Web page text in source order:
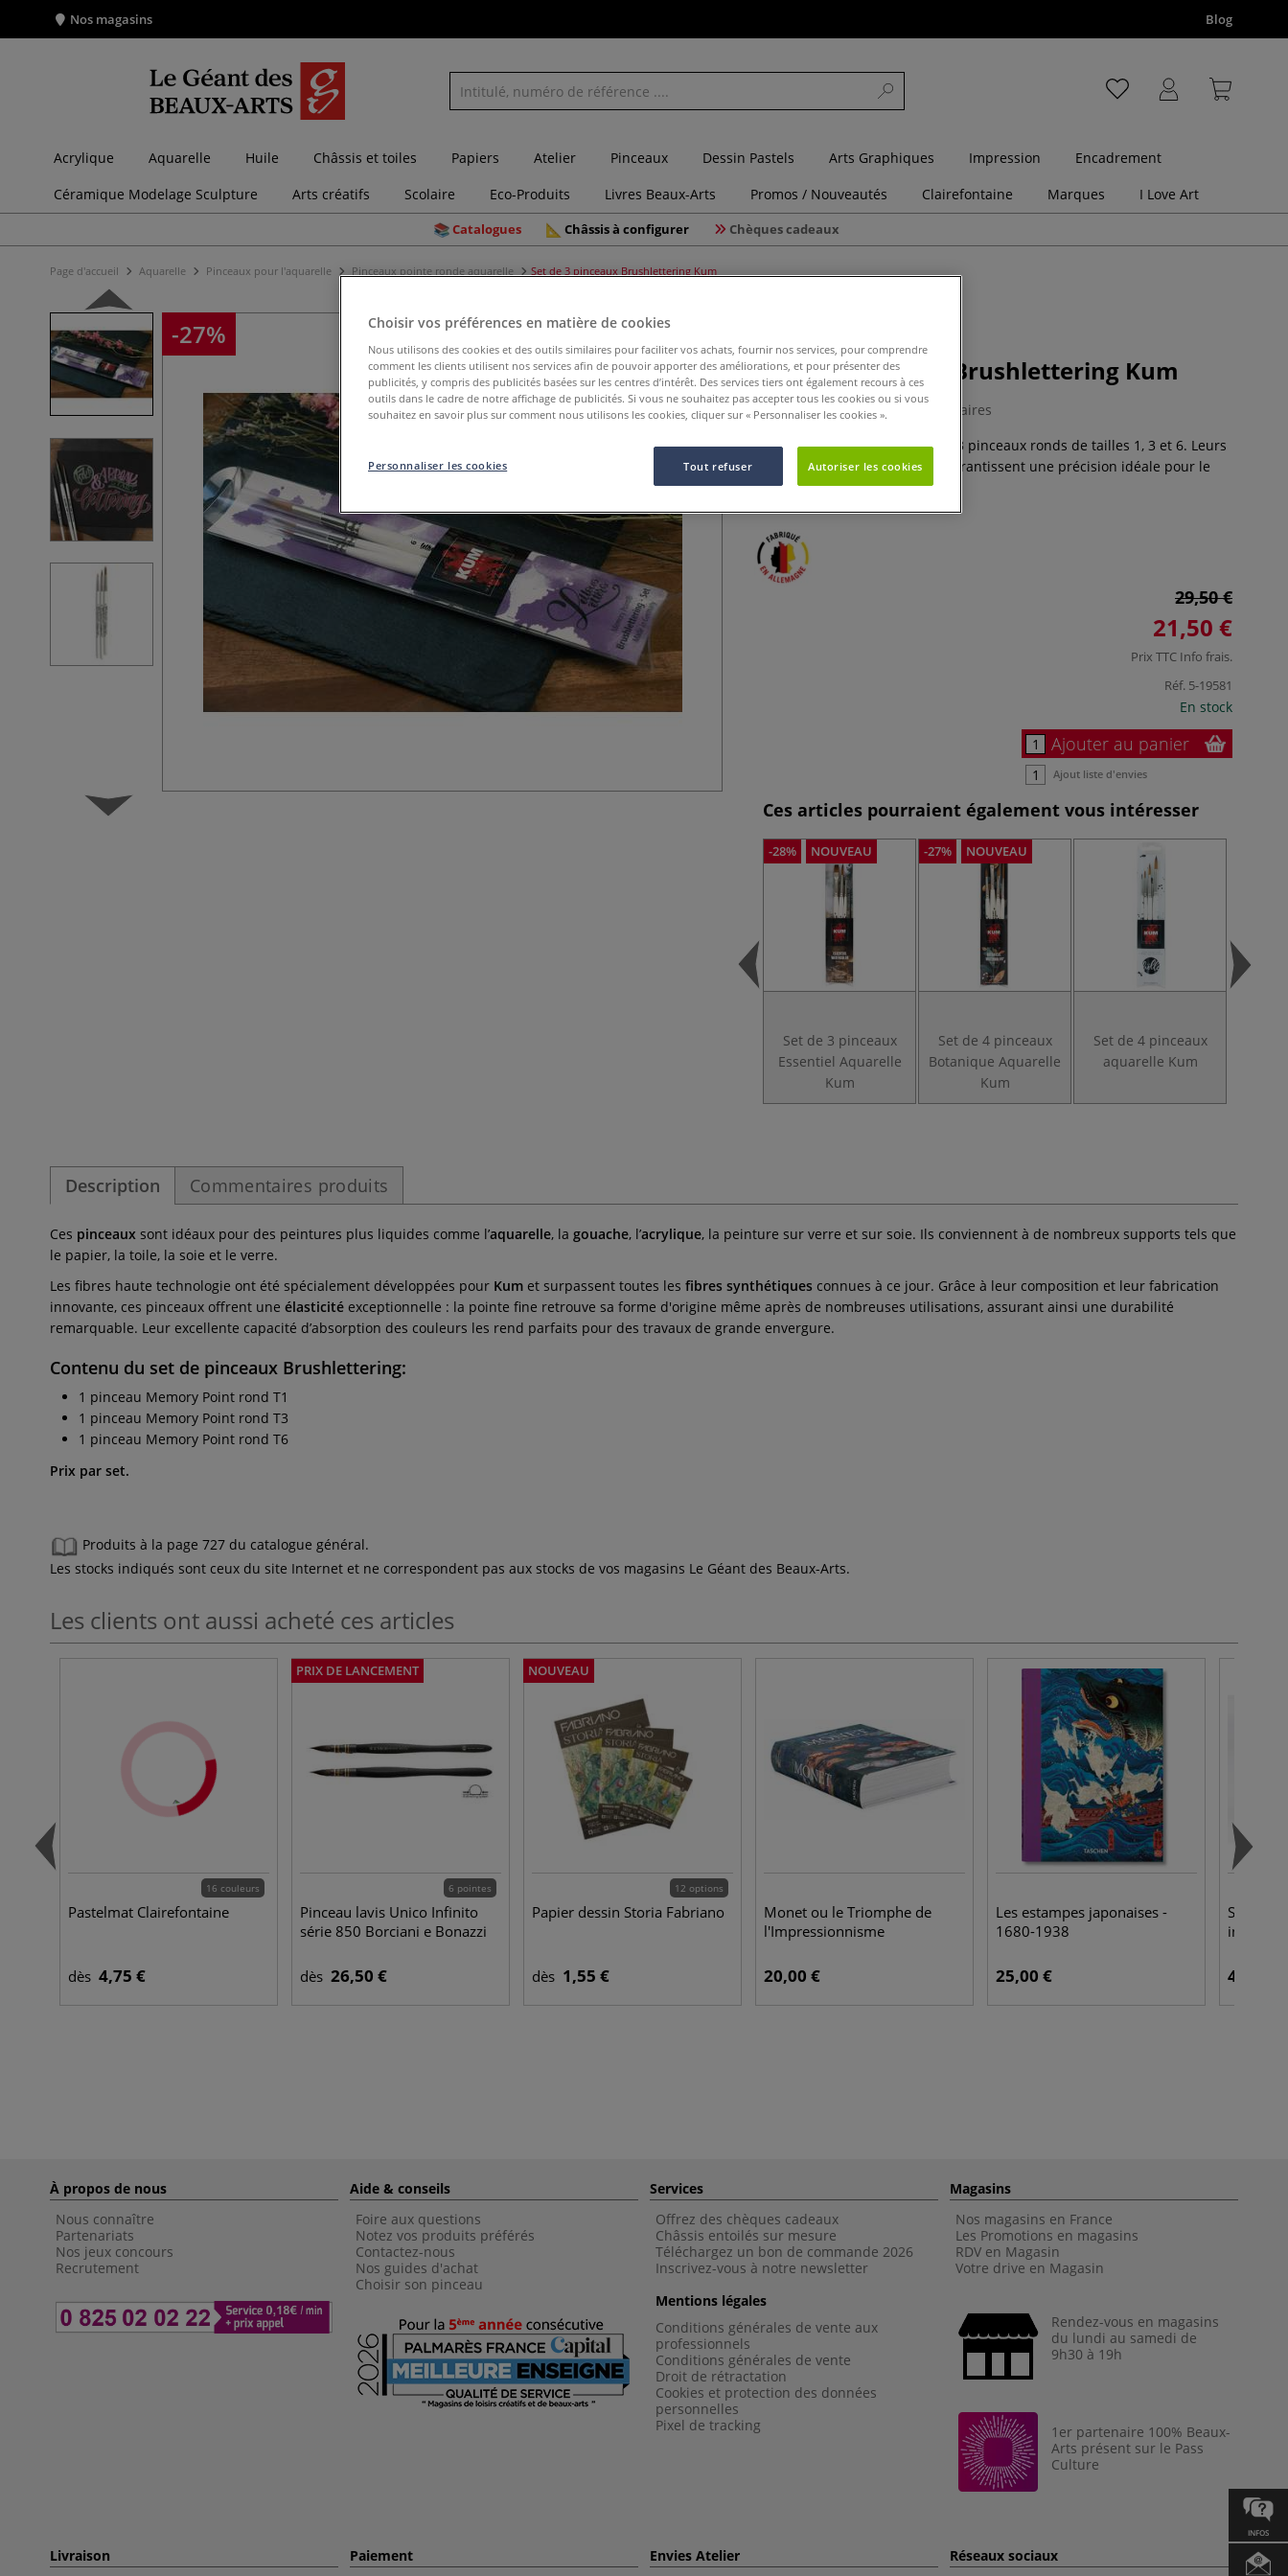
INFOS
Nos magasins Blog
Acrylique Aquarelle Huile Châssis et toiles Papiers Atelier Pinceaux Dessin Pastels Arts Graphiques Impression
Encadrement
Céramique Modelage Sculpture
Arts créatifs Scolaire Eco-Produits Livres Beaux-Arts Promos / Nouveautés Clairefontaine Marques I Love Art
Catalogues Châssis à configurer Chèques cadeaux
Page d'accueil Aquarelle Pinceaux pour l'aquarelle Pinceaux pointe ronde aquarelle Set de 3 pinceaux Brushlettering Kum
-27%
Set de 3 pinceaux Brushlettering Kum
0 Commentaires
Le set Brushlettering comprend 3 pinceaux ronds de tailles 1, 3 et 6. Leurs
pointes parfaitement formées garantissent une précision idéale pour le
brushlettering.
Plus
29,50 €
21,50 €
Prix TTC Info frais.
Réf. 5-19581
En stock
Ajouter au panier
Ajout liste d'envies
Ces articles pourraient également vous intéresser
-28% NOUVEAU
Set de 3 pinceaux
Essentiel Aquarelle
Kum
-27% NOUVEAU
Set de 4 pinceaux
Botanique Aquarelle
Kum
Set de 4 pinceaux
aquarelle Kum
Description Commentaires produits
Ces pinceaux sont idéaux pour des peintures plus liquides comme l’aquarelle, la gouache, l’acrylique, la peinture sur verre et sur soie. Ils conviennent à de nombreux supports tels que
le papier, la toile, la soie et le verre.
Les fibres haute technologie ont été spécialement développées pour Kum et surpassent toutes les fibres synthétiques connues à ce jour. Grâce à leur composition et leur fabrication
innovante, ces pinceaux offrent une élasticité exceptionnelle : la pointe fine retrouve sa forme d'origine même après de nombreuses utilisations, assurant ainsi une durabilité
remarquable. Leur excellente capacité d’absorption des couleurs les rend parfaits pour des travaux de grande envergure.
Contenu du set de pinceaux Brushlettering:
1 pinceau Memory Point rond T1
1 pinceau Memory Point rond T3
1 pinceau Memory Point rond T6
Prix par set.
Produits à la page 727 du catalogue général.
Les stocks indiqués sont ceux du site Internet et ne correspondent pas aux stocks de vos magasins Le Géant des Beaux-Arts.
Les clients ont aussi acheté ces articles
16 couleurs
Pastelmat Clairefontaine
dès 4,75 €
PRIX DE LANCEMENT
6 pointes
Pinceau lavis Unico Infinito
série 850 Borciani e Bonazzi
dès 26,50 €
NOUVEAU
12 options
Papier dessin Storia Fabriano
dès 1,55 €
Monet ou le Triomphe de
l'Impressionnisme
20,00 €
Les estampes japonaises -
1680-1938
25,00 €
Set 10 x
49,50 €
À propos de nous
Nous connaître
Partenariats
Nos jeux concours
Recrutement
Aide & conseils
Foire aux questions
Notez vos produits préférés
Contactez-nous
Nos guides d'achat
Choisir son pinceau
Services
Offrez des chèques cadeaux
Châssis entoilés sur mesure
Téléchargez un bon de commande 2026
Inscrivez-vous à notre newsletter
Mentions légales
Conditions générales de vente aux
professionnels
Conditions générales de vente
Droit de rétractation
Cookies et protection des données
personnelles
Pixel de tracking
Magasins
Nos magasins en France
Les Promotions en magasins
RDV en Magasin
Votre drive en Magasin
Rendez-vous en magasins
du lundi au samedi de
9h30 à 19h
1er partenaire 100% Beaux-
Arts présent sur le Pass
Culture
Livraison Paiement Envies Atelier Réseaux sociaux
Choisir vos préférences en matière de cookies
Nous utilisons des cookies et des outils similaires pour faciliter vos achats, fournir nos services, pour comprendre
comment les clients utilisent nos services afin de pouvoir apporter des améliorations, et pour présenter des
publicités, y compris des publicités basées sur les centres d’intérêt. Des services tiers ont également recours à ces
outils dans le cadre de notre affichage de publicités. Si vous ne souhaitez pas accepter tous les cookies ou si vous
souhaitez en savoir plus sur comment nous utilisons les cookies, cliquer sur « Personnaliser les cookies ».
Tout refuser Autoriser les cookies
Personnaliser les cookies